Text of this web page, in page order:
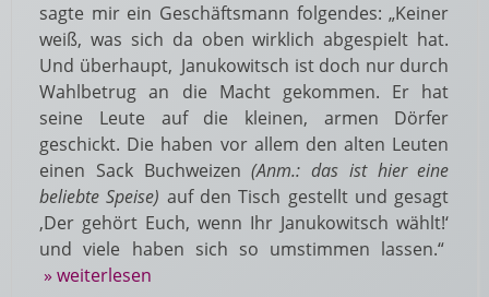
sagte mir ein Geschäftsmann folgendes: „Keiner
weiß, was sich da oben wirklich abgespielt hat.
Und überhaupt, Janukowitsch ist doch nur durch
Wahlbetrug an die Macht gekommen. Er hat
seine Leute auf die kleinen, armen Dörfer
geschickt. Die haben vor allem den alten Leuten
einen Sack Buchweizen(Anm.: das ist hier eine
beliebte Speise) auf den Tisch gestellt und gesagt
‚Der gehört Euch, wenn Ihr Janukowitsch wählt!‘
und viele haben sich so umstimmen lassen.“
» weiterlesen